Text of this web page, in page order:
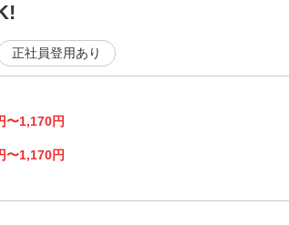
正社員登用あり
〜1,170円
〜1,170円